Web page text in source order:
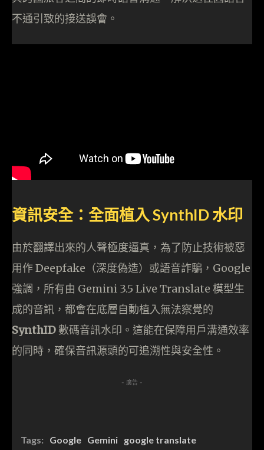
不通引致的接送誤會。
資訊安全：全面植入 SynthID 水印
由於翻譯出來的人聲極度逼真，為了防止技術被惡
用作 Deepfake（深度偽造）或語音詐騙，Google
強調，所有由 Gemini 3.5 Live Translate 模型生
成的音訊，都會在底層自動植入無法察覺的
SynthID數碼音訊水印。這能在保障用戶溝通效率
的同時，確保音訊源頭的可追溯性與安全性。
- 廣告 -
Tags: Google Gemini google translate